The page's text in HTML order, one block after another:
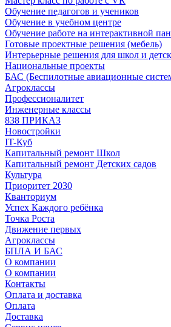
Обучение педагогов и учеников
Обучение в учебном центре
Обучение работе на интерактивной
Готовые проектные решения (мебель)
Интерьерные решения для школ и
Национальные проекты
БАС (Беспилотные авиационные
Агроклассы
Профессионалитет
Инженерные классы
838 ПРИКАЗ
Новостройки
IT-Куб
Капитальный ремонт Школ
Капитальный ремонт Детских садов
Культура
Приоритет 2030
Кванториум
Успех Каждого ребёнка
Точка Роста
Движение первых
Агроклассы
БПЛА И БАС
О компании
О компании
Контакты
Оплата и доставка
Оплата
Доставка